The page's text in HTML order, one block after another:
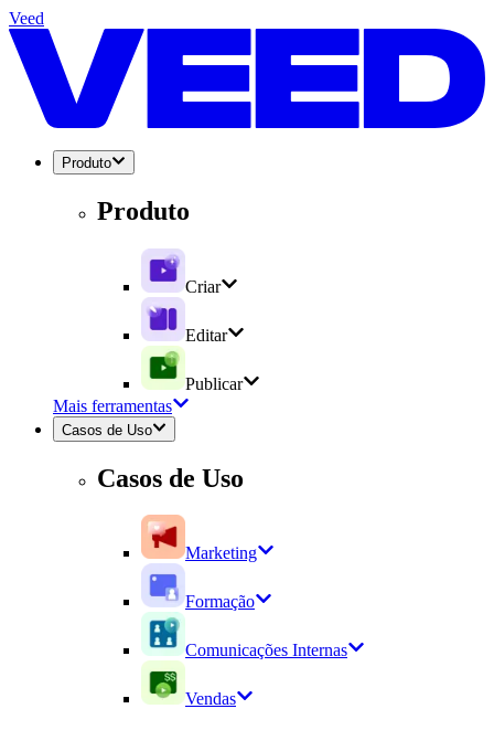
Veed
Produto
Produto
Criar
Editar
Publicar
Mais ferramentas
Casos de Uso
Casos de Uso
Marketing
Formação
Comunicações Internas
Vendas